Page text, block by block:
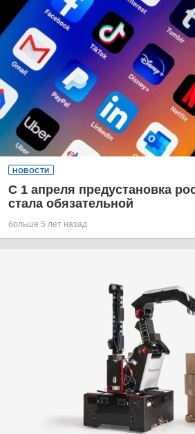
НОВОСТИ
С 1 апреля предустановка
стала обязательной
больше 5 лет назад